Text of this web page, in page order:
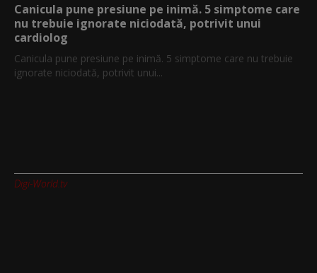
Canicula pune presiune pe inimă. 5 simptome care
nu trebuie ignorate niciodată, potrivit unui
cardiolog
Canicula pune presiune pe inimă. 5 simptome care nu trebuie
ignorate niciodată, potrivit unui...
Digi-World.tv